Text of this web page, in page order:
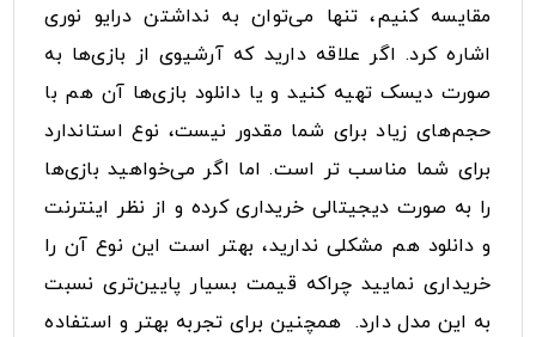
مقایسه کنیم، تنها می‌توان به نداشتن درایو نوری
اشاره کرد. اگر علاقه ‌دارید که آرشیوی از بازی‌ها به
صورت دیسک تهیه کنید و یا دانلود بازی‌ها آن هم با
حجم‌های زیاد برای شما مقدور نیست، نوع استاندارد
برای شما مناسب تر است. اما اگر می‌خواهید بازی‌ها
را به صورت دیجیتالی خریداری کرده و از نظر اینترنت
و دانلود هم مشکلی ندارید، بهتر است این نوع آن را
خریداری نمایید چراکه قیمت بسیار پایین‌تری نسبت
به این مدل دارد. همچنین برای تجربه بهتر و استفاده